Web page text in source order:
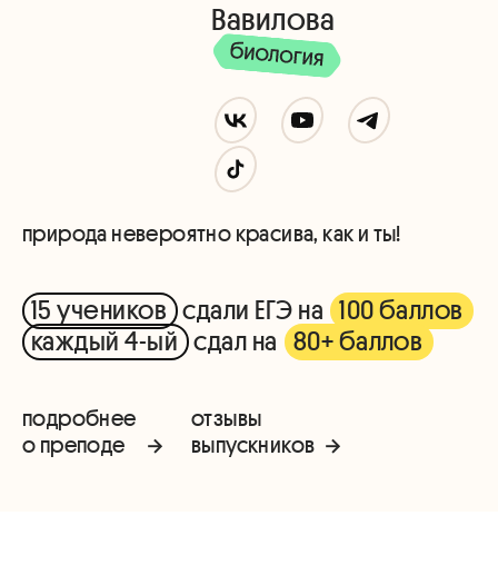
Вавилова
природа невероятно красива, как и ты!
подробнее
о преподе
15 учеников сдали ЕГЭ на 100 баллов
каждый 4-ый сдал на 80+ баллов
отзывы
выпускников